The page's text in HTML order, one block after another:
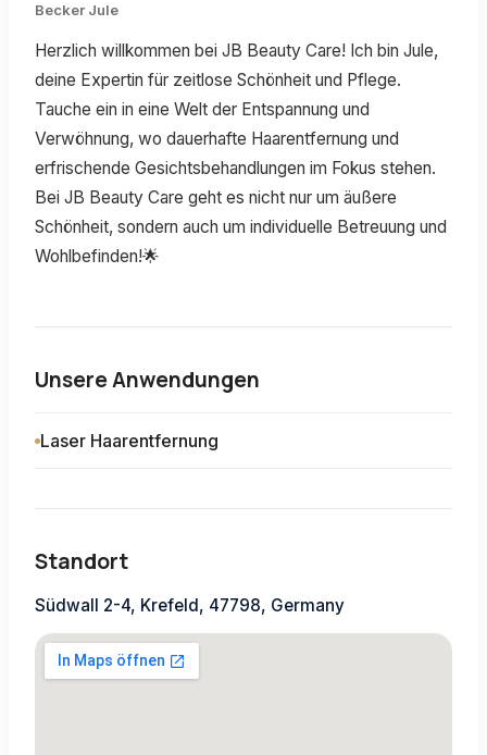
Becker Jule
Herzlich willkommen bei JB Beauty Care! Ich bin Jule,
deine Expertin für zeitlose Schönheit und Pflege.
Tauche ein in eine Welt der Entspannung und
Verwöhnung, wo dauerhafte Haarentfernung und
erfrischende Gesichtsbehandlungen im Fokus stehen.
Bei JB Beauty Care geht es nicht nur um äußere
Schönheit, sondern auch um individuelle Betreuung und
Wohlbefinden!🌟
Unsere Anwendungen
Laser Haarentfernung
Standort
Südwall 2-4, Krefeld, 47798, Germany